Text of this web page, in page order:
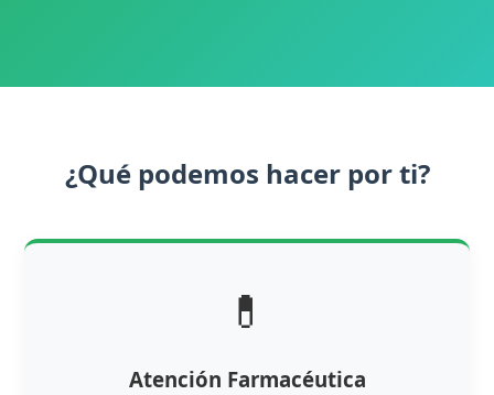
¿Qué podemos hacer por ti?
💊
Atención Farmacéutica